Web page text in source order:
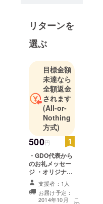
ビス、オン
ラインゴル
フショッ
プ、ニュー
ス、などゴ
ルフに関す
るサービス
をワンス
トップで提
供している
会社です。
リターンを
選ぶ
目標金額
未達なら
全額返金
されます
(All-or-
Nothing
方式)
500円
・GDO代表から
のお礼メッセー
ジ ・オリジナル
壁紙（PC＆スマ
ホ）支援者：1人
お届け予定：
2014年10月
こ